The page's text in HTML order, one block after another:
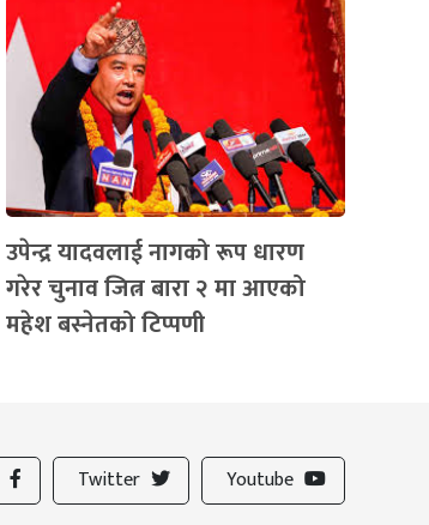
उपेन्द्र यादवलाई नागको रूप धारण
गरेर चुनाव जित्न बारा २ मा आएको
महेश बस्नेतको टिप्पणी
Twitter Youtube